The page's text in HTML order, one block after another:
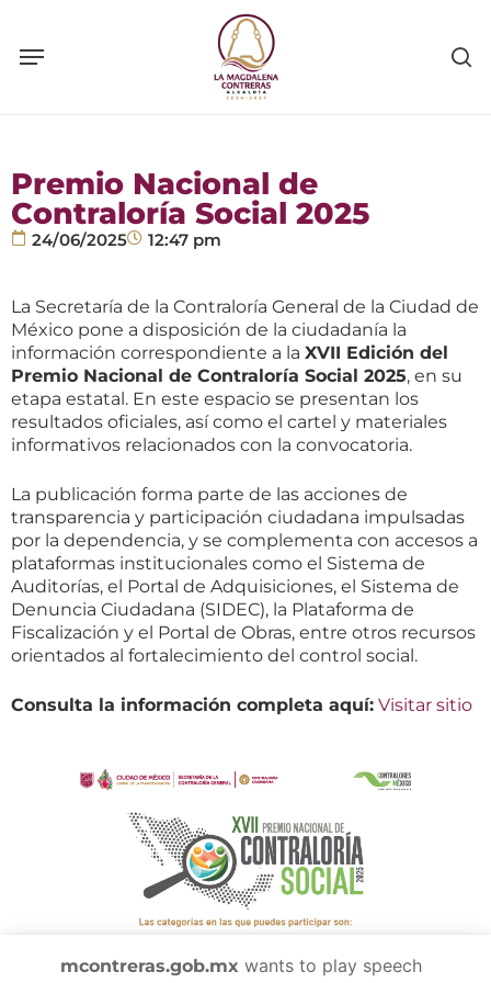
main
Premio Nacional de
Contraloría Social 2025
24/06/2025 12:47 pm
La Secretaría de la Contraloría General de la Ciudad de
México pone a disposición de la ciudadanía la
información correspondiente a la XVII Edición del
Premio Nacional de Contraloría Social 2025, en su
etapa estatal. En este espacio se presentan los
resultados oficiales, así como el cartel y materiales
informativos relacionados con la convocatoria.
La publicación forma parte de las acciones de
transparencia y participación ciudadana impulsadas
por la dependencia, y se complementa con accesos a
plataformas institucionales como el Sistema de
Auditorías, el Portal de Adquisiciones, el Sistema de
Denuncia Ciudadana (SIDEC), la Plataforma de
Fiscalización y el Portal de Obras, entre otros recursos
orientados al fortalecimiento del control social.
Consulta la información completa aquí: Visitar sitio
mcontreras.gob.mx wants to play speech